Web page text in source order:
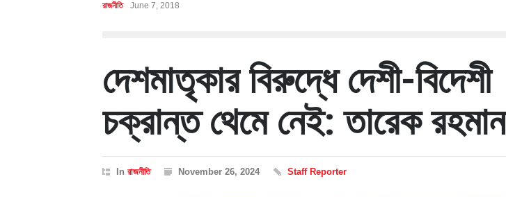
রাজনীতি June 7, 2018
দেশমাতৃকার বিরুদ্ধে দেশী-বিদেশী
চক্রান্ত থেমে নেই: তারেক রহমান
In রাজনীতি November 26, 2024 Staff Reporter